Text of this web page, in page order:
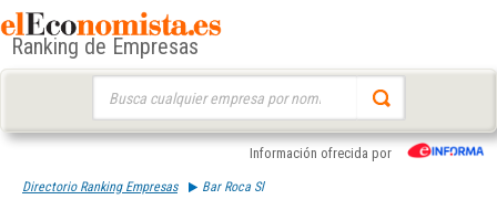
Ranking de Empresas
Información ofrecida por
Directorio Ranking Empresas Bar Roca Sl